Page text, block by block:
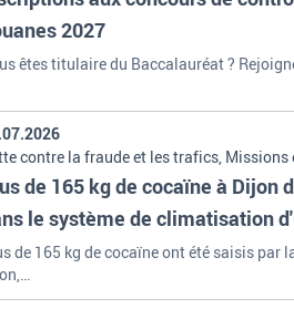
êtes titulaire du Baccalauréat ?
2027
de 165 kg de cocaïne ont été saisis par
de 165 kg de cocaïne à Dijon
le système de climatisation
contre la fraude et les trafics,
douane